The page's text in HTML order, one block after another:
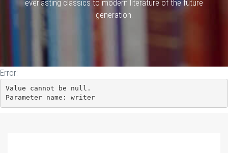
everlasting classics to modern literature of the future
generation.
Error:
Value cannot be null.
Parameter name: writer